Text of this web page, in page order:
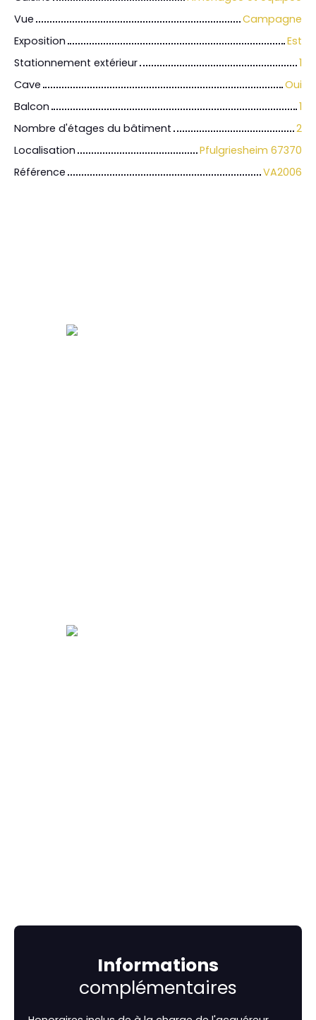
Vue
Campagne
Exposition
Est
Stationnement extérieur
1
Cave
Oui
Balcon
1
Nombre d'étages du bâtiment
2
Localisation
Pfulgriesheim 67370
Référence
VA2006
Informations
complémentaires